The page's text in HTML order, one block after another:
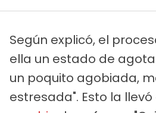
Según explicó, el
ella un estado de
un poquito agobiada,
estresada". Esto la